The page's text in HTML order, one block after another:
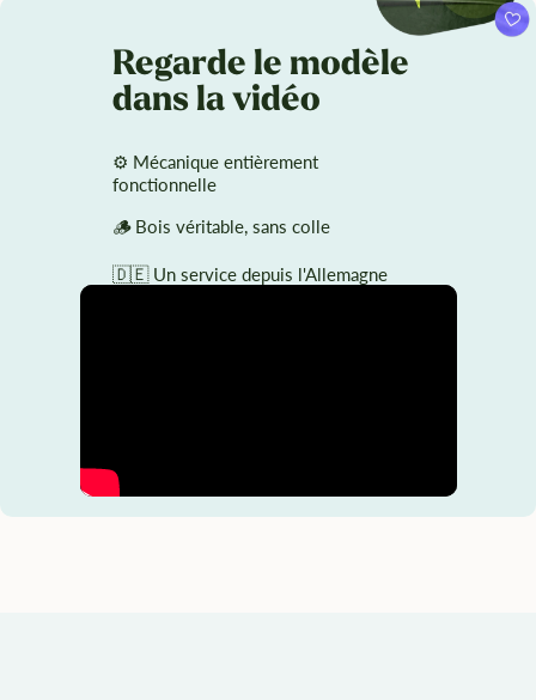
Regarde le modèle
dans la vidéo
⚙️ Mécanique entièrement
fonctionnelle
🪵 Bois véritable, sans colle
🇩🇪 Un service depuis l'Allemagne